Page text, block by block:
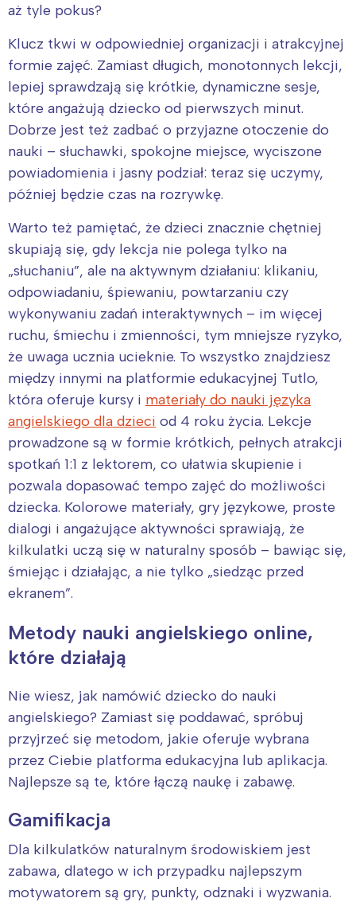
aż tyle pokus?
Klucz tkwi w odpowiedniej organizacji i atrakcyjnej
formie zajęć. Zamiast długich, monotonnych lekcji,
lepiej sprawdzają się krótkie, dynamiczne sesje,
które angażują dziecko od pierwszych minut.
Dobrze jest też zadbać o przyjazne otoczenie do
nauki – słuchawki, spokojne miejsce, wyciszone
powiadomienia i jasny podział: teraz się uczymy,
później będzie czas na rozrywkę.
Warto też pamiętać, że dzieci znacznie chętniej
skupiają się, gdy lekcja nie polega tylko na
„słuchaniu”, ale na aktywnym działaniu: klikaniu,
odpowiadaniu, śpiewaniu, powtarzaniu czy
wykonywaniu zadań interaktywnych – im więcej
ruchu, śmiechu i zmienności, tym mniejsze ryzyko,
że uwaga ucznia ucieknie. To wszystko znajdziesz
między innymi na platformie edukacyjnej Tutlo,
która oferuje kursy i materiały do nauki języka
angielskiego dla dzieci od 4 roku życia. Lekcje
prowadzone są w formie krótkich, pełnych atrakcji
spotkań 1:1 z lektorem, co ułatwia skupienie i
pozwala dopasować tempo zajęć do możliwości
dziecka. Kolorowe materiały, gry językowe, proste
dialogi i angażujące aktywności sprawiają, że
kilkulatki uczą się w naturalny sposób – bawiąc się,
śmiejąc i działając, a nie tylko „siedząc przed
ekranem”.
Metody nauki angielskiego online,
które działają
Nie wiesz, jak namówić dziecko do nauki
angielskiego? Zamiast się poddawać, spróbuj
przyjrzeć się metodom, jakie oferuje wybrana
przez Ciebie platforma edukacyjna lub aplikacja.
Najlepsze są te, które łączą naukę i zabawę.
Gamifikacja
Dla kilkulatków naturalnym środowiskiem jest
zabawa, dlatego w ich przypadku najlepszym
motywatorem są gry, punkty, odznaki i wyzwania.
Interesują mnie wydarzenia z
Warszawa
Łódź
Trójmiasto
Wrocław
Śląsk
Kraków
Południe
Wybieram